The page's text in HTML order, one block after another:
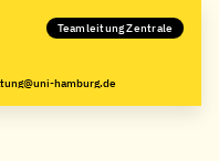
Teamleitung Zentrale
hamburg.de